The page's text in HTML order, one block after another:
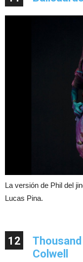
La versión de Phil del
Lucas Pina.
12
Colwell